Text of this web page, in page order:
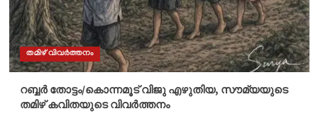
തമിഴ് വിവർത്തനം
റബ്ബർ തോട്ടം/കൊന്നമൂട് വിജു എഴുതിയ, സൗമ്യയുടെ
തമിഴ് കവിതയുടെ വിവർത്തനം